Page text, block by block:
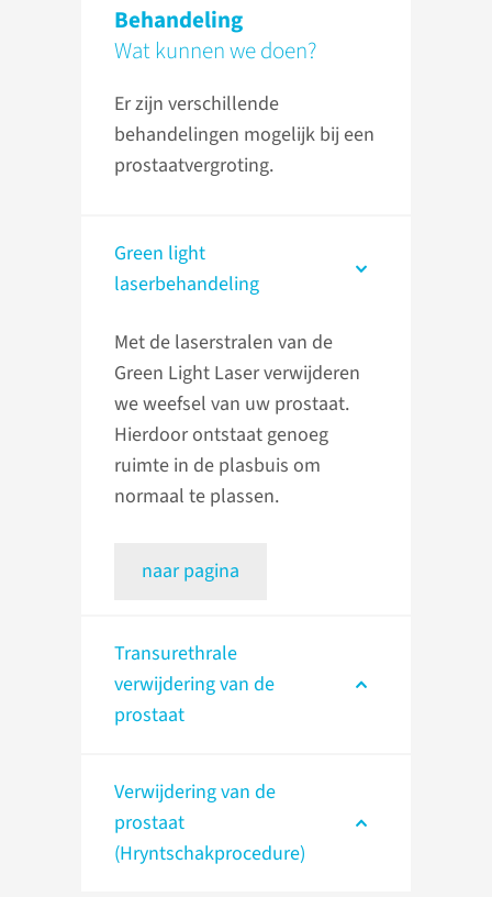
Behandeling
Wat kunnen we doen?
Er zijn verschillende
behandelingen mogelijk bij een
prostaatvergroting.
Green light
laserbehandeling
Met de laserstralen van de
Green Light Laser verwijderen
we weefsel van uw prostaat.
Hierdoor ontstaat genoeg
ruimte in de plasbuis om
normaal te plassen.
naar pagina
Transurethrale
verwijdering van de
prostaat
Verwijdering van de
prostaat
(Hryntschakprocedure)